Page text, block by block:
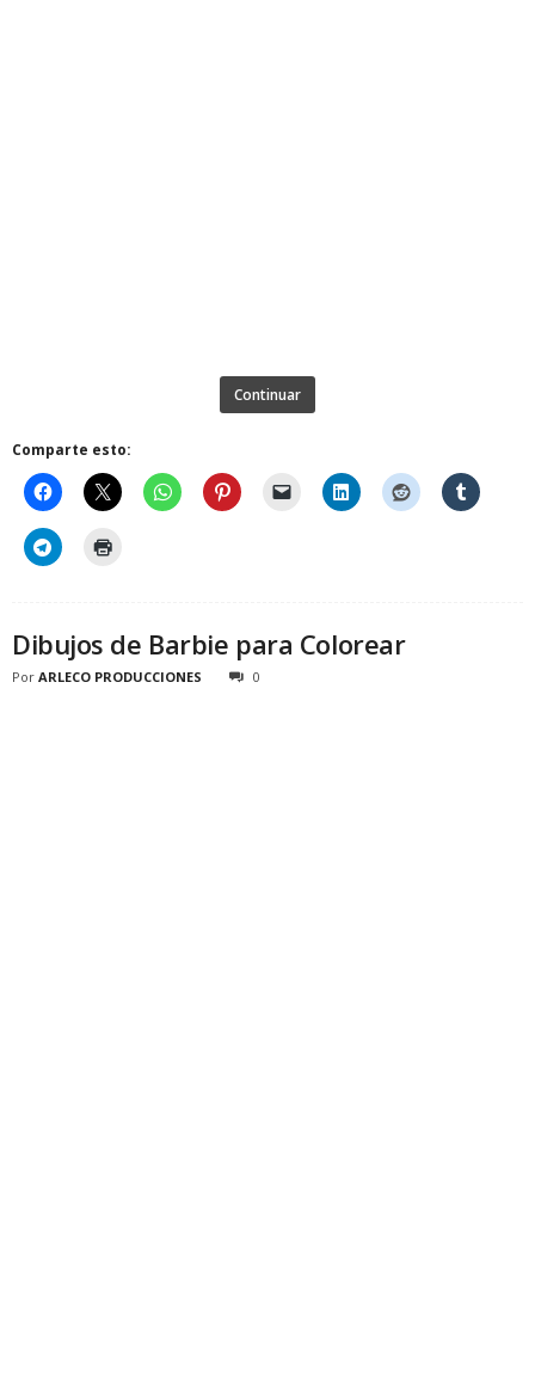
Continuar
Comparte esto:
Dibujos de Barbie para Colorear
Por ARLECO PRODUCCIONES 0